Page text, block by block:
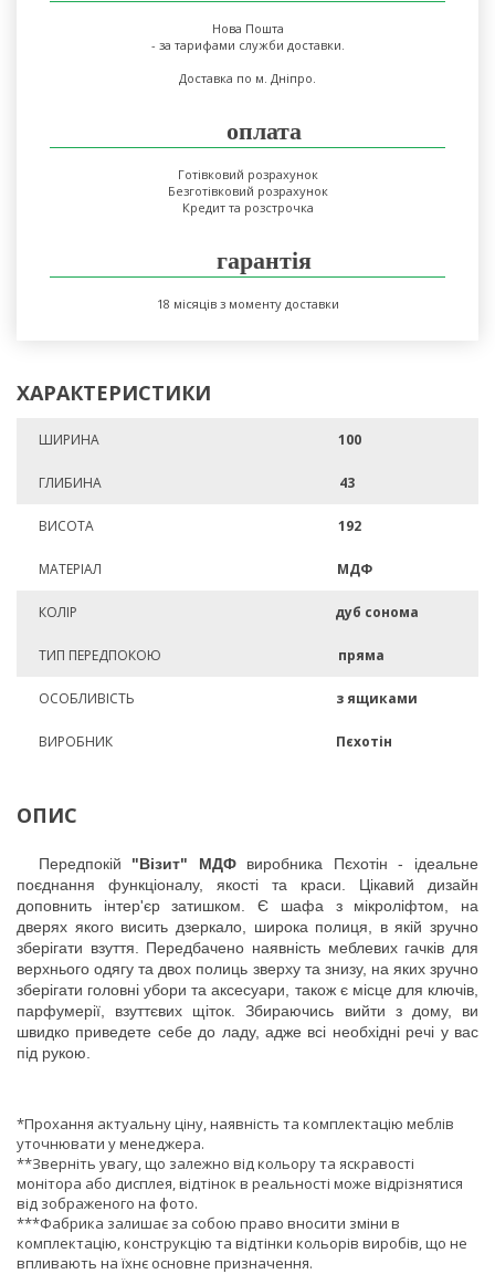
Нова Пошта
- за тарифами служби доставки.
Доставка по м. Дніпро.
оплата
Готівковий розрахунок
Безготівковий розрахунок
Кредит та розстрочка
гарантія
18 місяців з моменту доставки
ХАРАКТЕРИСТИКИ
ШИРИНА 100
ГЛИБИНА 43
ВИСОТА 192
МАТЕРІАЛ МДФ
КОЛІР дуб сонома
ТИП ПЕРЕДПОКОЮ пряма
ОСОБЛИВІСТЬ з ящиками
ВИРОБНИК Пєхотін
ОПИС
Передпокій "Візит" МДФвиробника Пєхотін - ідеальне
поєднання функціоналу, якості та краси. Цікавий дизайн
доповнить інтер'єр затишком. Є шафа з мікроліфтом, на
дверях якого висить дзеркало, широка полиця, в якій зручно
зберігати взуття. Передбачено наявність меблевих гачків для
верхнього одягу та двох полиць зверху та знизу, на яких зручно
зберігати головні убори та аксесуари, також є місце для ключів,
парфумерії, взуттєвих щіток. Збираючись вийти з дому, ви
швидко приведете себе до ладу, адже всі необхідні речі у вас
під рукою.
*Прохання актуальну ціну, наявність та комплектацію меблів
уточнювати у менеджера.
**Зверніть увагу, що залежно від кольору та яскравості
монітора або дисплея, відтінок в реальності може відрізнятися
від зображеного на фото.
***Фабрика залишає за собою право вносити зміни в
комплектацію, конструкцію та відтінки кольорів виробів, що не
впливають на їхнє основне призначення.